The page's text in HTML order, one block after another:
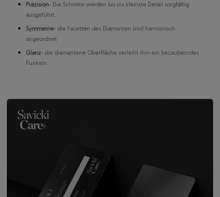
Präzision- Die Schnitte werden bis ins kleinste Detail sorgfältig
ausgeführt.
Symmetrie- die Facetten des Diamanten sind harmonisch
angeordnet
Glanz- die diamantene Oberfläche verleiht ihm ein bezauberndes
Funkeln